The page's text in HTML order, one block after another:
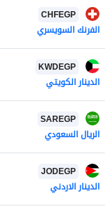
CHFEGP
الفرنك السويسري
KWDEGP
الدينار الكويتي
SAREGP
الريال السعودي
JODEGP
الدينار الاردني